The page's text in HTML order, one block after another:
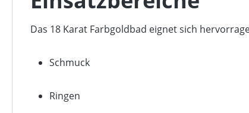
Das 18 Karat Farbgoldbad eignet sich
Schmuck
Ringen